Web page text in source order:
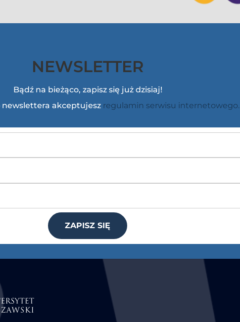
NEWSLETTER
Bądź na bieżąco, zapisz się już dzisiaj!
newslettera akceptujesz regulamin serwisu internetowego.
ZAPISZ SIĘ